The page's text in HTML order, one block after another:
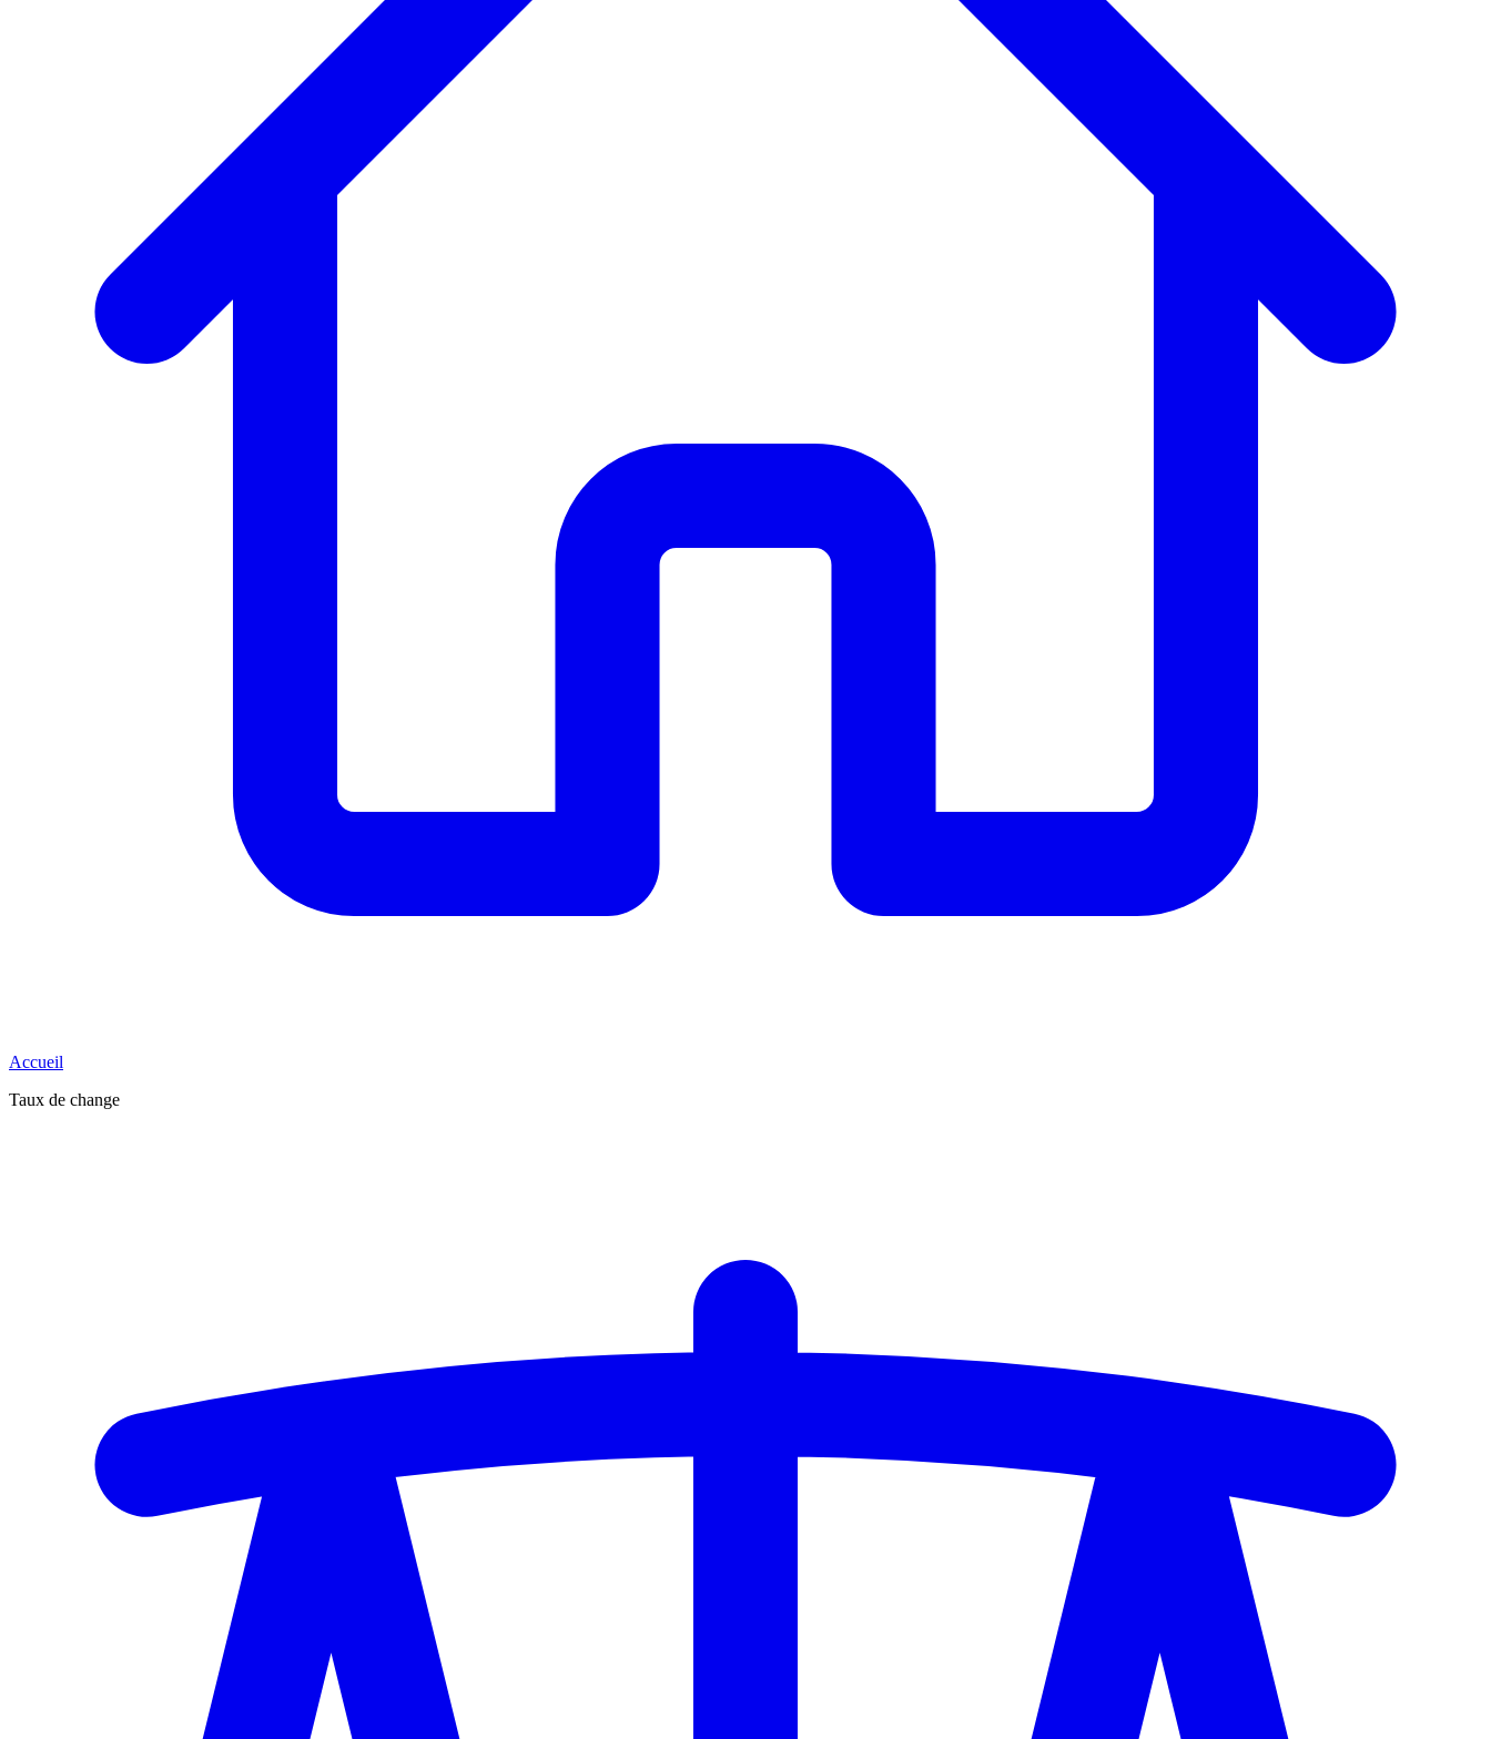
Accueil
Taux de change